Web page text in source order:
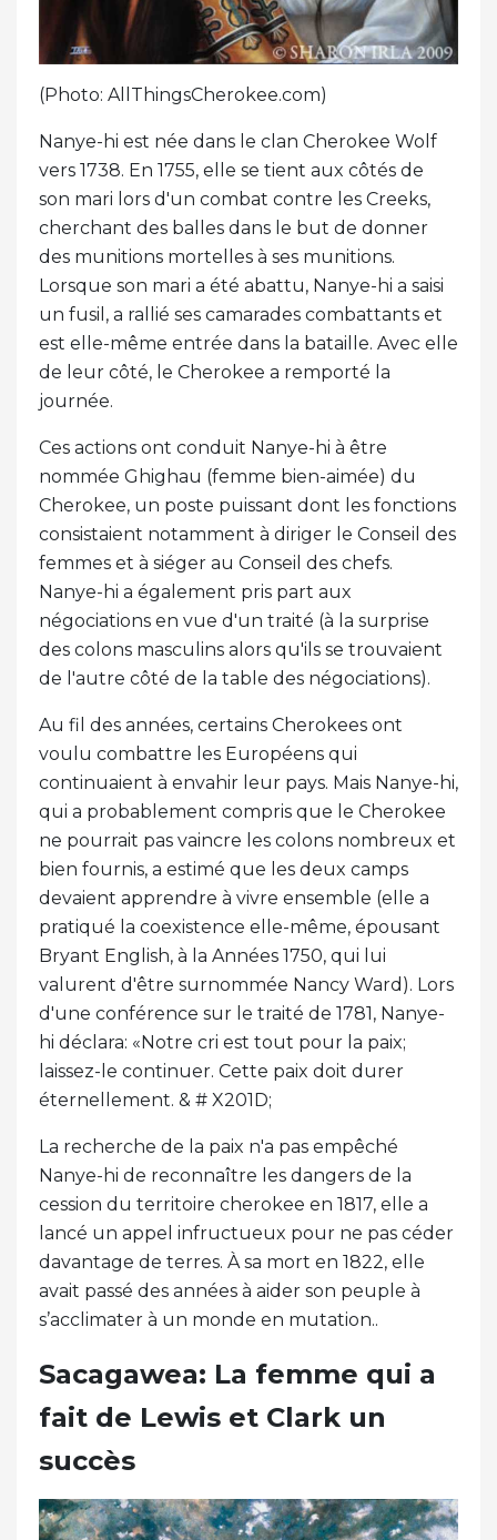
(Photo: AllThingsCherokee.com)
Nanye-hi est née dans le clan Cherokee Wolf
vers 1738. En 1755, elle se tient aux côtés de
son mari lors d'un combat contre les Creeks,
cherchant des balles dans le but de donner
des munitions mortelles à ses munitions.
Lorsque son mari a été abattu, Nanye-hi a saisi
un fusil, a rallié ses camarades combattants et
est elle-même entrée dans la bataille. Avec elle
de leur côté, le Cherokee a remporté la
journée.
Ces actions ont conduit Nanye-hi à être
nommée Ghighau (femme bien-aimée) du
Cherokee, un poste puissant dont les fonctions
consistaient notamment à diriger le Conseil des
femmes et à siéger au Conseil des chefs.
Nanye-hi a également pris part aux
négociations en vue d'un traité (à la surprise
des colons masculins alors qu'ils se trouvaient
de l'autre côté de la table des négociations).
Au fil des années, certains Cherokees ont
voulu combattre les Européens qui
continuaient à envahir leur pays. Mais Nanye-hi,
qui a probablement compris que le Cherokee
ne pourrait pas vaincre les colons nombreux et
bien fournis, a estimé que les deux camps
devaient apprendre à vivre ensemble (elle a
pratiqué la coexistence elle-même, épousant
Bryant English, à la Années 1750, qui lui
valurent d'être surnommée Nancy Ward). Lors
d'une conférence sur le traité de 1781, Nanye-
hi déclara: «Notre cri est tout pour la paix;
laissez-le continuer. Cette paix doit durer
éternellement. & # X201D;
La recherche de la paix n'a pas empêché
Nanye-hi de reconnaître les dangers de la
cession du territoire cherokee en 1817, elle a
lancé un appel infructueux pour ne pas céder
davantage de terres. À sa mort en 1822, elle
avait passé des années à aider son peuple à
s’acclimater à un monde en mutation..
Sacagawea: La femme qui a
fait de Lewis et Clark un
succès